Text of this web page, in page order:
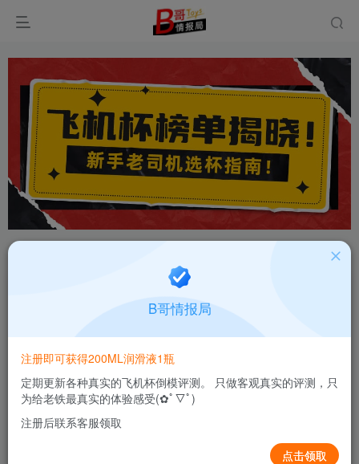
国产YUU三穴梨奈三通道高刺激飞机杯测评报告
2个月前更新
B哥情报局
注册即可获得200ML润滑液1瓶
定期更新各种真实的飞机杯倒模评测。 只做客观真实的评测，只
为给老铁最真实的体验感受(✿ﾟ▽ﾟ)
注册后联系客服领取
点击领取